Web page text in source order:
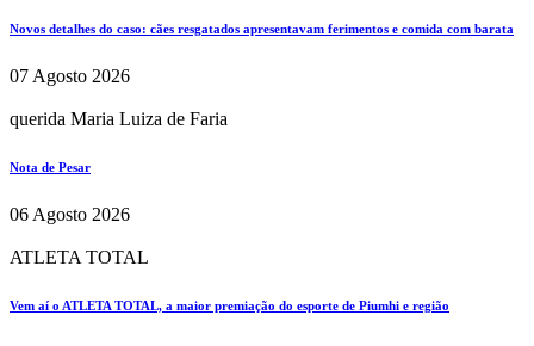
Novos detalhes do caso: cães resgatados apresentavam ferimentos e comida com barata
07 Agosto 2026
querida Maria Luiza de Faria
Nota de Pesar
06 Agosto 2026
ATLETA TOTAL
Vem aí o ATLETA TOTAL, a maior premiação do esporte de Piumhi e região